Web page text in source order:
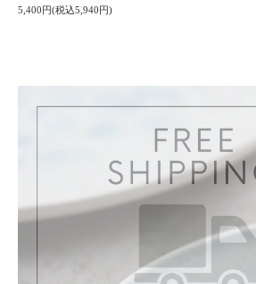
5,400円(税込5,940円)